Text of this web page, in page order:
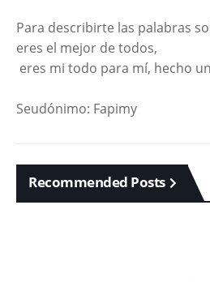
Para describirte las palabras
eres el mejor de todos,
eres mi todo para mí, hecho
Seudónimo: Fapimy
Recommended Posts